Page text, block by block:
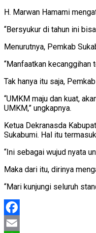
H. Marwan Hamami
“Bersyukur di tahun ini
Menurutnya, Pemkab
“Manfaatkan
Tak hanya itu saja,
“UMKM maju dan kuat,
UMKM,” ungkapnya.
Ketua Dekranasda
Sukabumi. Hal itu
“Ini sebagai wujud nyata
Maka dari itu, dirinya
“Mari kunjungi seluruh
Facebook